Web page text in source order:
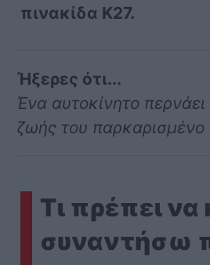
πινακίδα Κ27.
Ήξερες ότι...
Ένα αυτοκίνητο
ζωής του παρκαρισμένο
Τι πρέπει
συναντήσω